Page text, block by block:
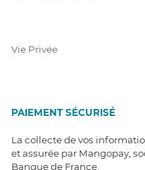
Vie Privée
PAIEMENT SÉCURISÉ
La collecte de vos
et assurée par Mangopay,
Banque de France.